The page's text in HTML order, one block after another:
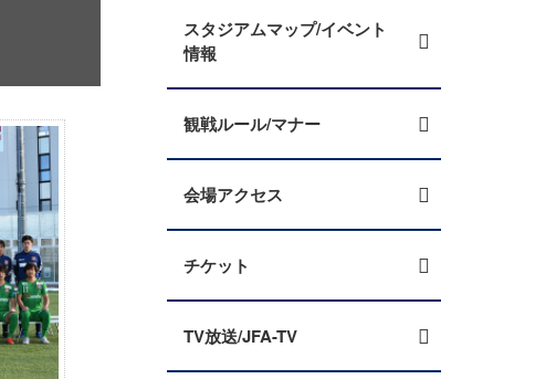
スタジアムマップ/イベント
情報
観戦ルール/マナー
会場アクセス
チケット
TV放送/JFA-TV